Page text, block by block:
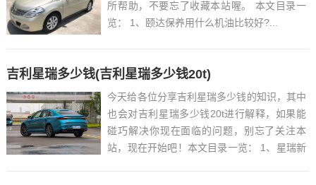
所帮助，不要忘了收藏本站喔。 本文目录一
览： 1、颐达保养用什么机油比较好?...
吉利星瑞多少钱(吉利星瑞多少钱20t)
今天给各位分享吉利星瑞多少钱的知识，其中
也会对吉利星瑞多少钱20t进行解释，如果能
碰巧解决你现在面临的问题，别忘了关注本
站，现在开始吧！本文目录一览： 1、星瑞新